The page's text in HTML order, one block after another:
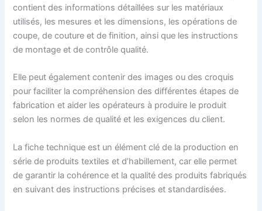
contient des informations détaillées sur les matériaux
utilisés, les mesures et les dimensions, les opérations de
coupe, de couture et de finition, ainsi que les instructions
de montage et de contrôle qualité.
Elle peut également contenir des images ou des croquis
pour faciliter la compréhension des différentes étapes de
fabrication et aider les opérateurs à produire le produit
selon les normes de qualité et les exigences du client.
La fiche technique est un élément clé de la production en
série de produits textiles et d’habillement, car elle permet
de garantir la cohérence et la qualité des produits fabriqués
en suivant des instructions précises et standardisées.